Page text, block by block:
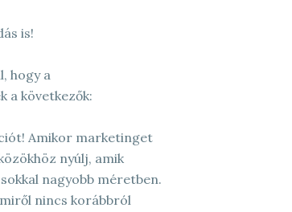
is!
hogy a
a következők:
Amikor marketinget
nyúlj, amik
nagyobb méretben.
nincs korábbról